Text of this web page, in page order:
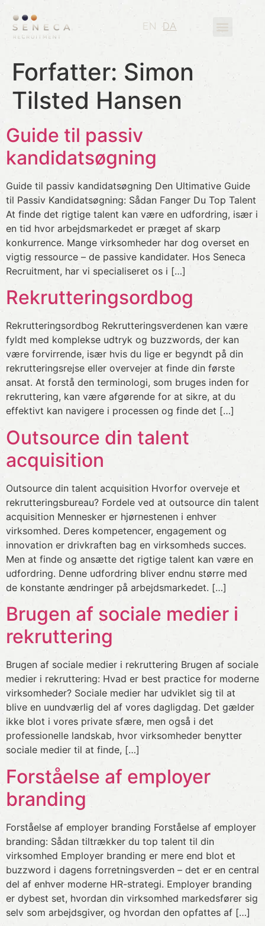
EN DA
Forfatter: Simon
Tilsted Hansen
Guide til passiv
kandidatsøgning
Guide til passiv kandidatsøgning Den Ultimative Guide
til Passiv Kandidatsøgning: Sådan Fanger Du Top Talent
At finde det rigtige talent kan være en udfordring, især i
en tid hvor arbejdsmarkedet er præget af skarp
konkurrence. Mange virksomheder har dog overset en
vigtig ressource – de passive kandidater. Hos Seneca
Recruitment, har vi specialiseret os i […]
Rekrutteringsordbog
Rekrutteringsordbog Rekrutteringsverdenen kan være
fyldt med komplekse udtryk og buzzwords, der kan
være forvirrende, især hvis du lige er begyndt på din
rekrutteringsrejse eller overvejer at finde din første
ansat. At forstå den terminologi, som bruges inden for
rekruttering, kan være afgørende for at sikre, at du
effektivt kan navigere i processen og finde det […]
Outsource din talent
acquisition
Outsource din talent acquisition Hvorfor overveje et
rekrutteringsbureau? Fordele ved at outsource din talent
acquisition Mennesker er hjørnestenen i enhver
virksomhed. Deres kompetencer, engagement og
innovation er drivkraften bag en virksomheds succes.
Men at finde og ansætte det rigtige talent kan være en
udfordring. Denne udfordring bliver endnu større med
de konstante ændringer på arbejdsmarkedet. […]
Brugen af sociale medier i
rekruttering
Brugen af sociale medier i rekruttering Brugen af sociale
medier i rekruttering: Hvad er best practice for moderne
virksomheder? Sociale medier har udviklet sig til at
blive en uundværlig del af vores dagligdag. Det gælder
ikke blot i vores private sfære, men også i det
professionelle landskab, hvor virksomheder benytter
sociale medier til at finde, […]
Forståelse af employer
branding
Forståelse af employer branding Forståelse af employer
branding: Sådan tiltrækker du top talent til din
virksomhed Employer branding er mere end blot et
buzzword i dagens forretningsverden – det er en central
del af enhver moderne HR-strategi. Employer branding
er dybest set, hvordan din virksomhed markedsfører sig
selv som arbejdsgiver, og hvordan den opfattes af […]